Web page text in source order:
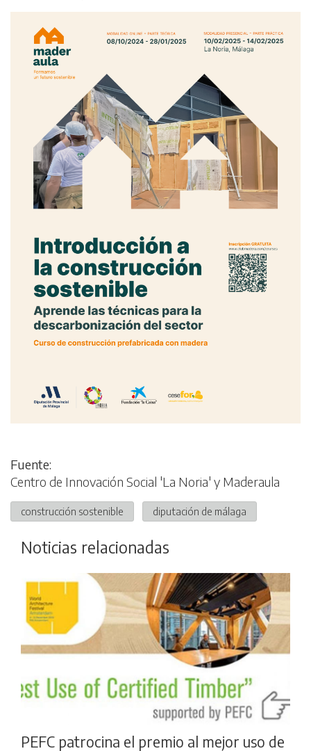
Fuente:
Centro de Innovación Social 'La Noria' y Maderaula
construcción sostenible diputación de málaga
Noticias relacionadas
PEFC patrocina el premio al mejor uso de